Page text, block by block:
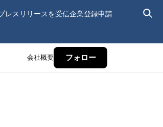
レスリリースを受信企業登録申請
会社概要 フォロー